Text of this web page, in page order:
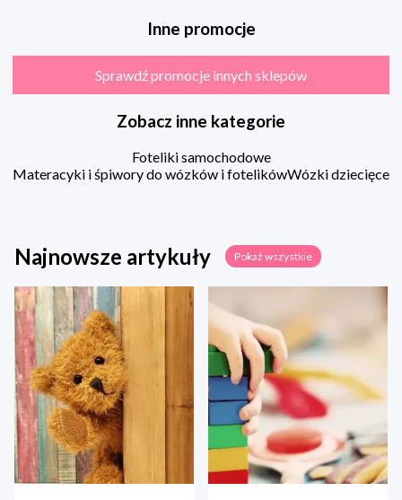
Inne promocje
Sprawdź promocje innych sklepów
Zobacz inne kategorie
Foteliki samochodowe
Materacyki i śpiwory do wózków i fotelikówWózki dziecięce
Najnowsze artykuły Pokaż wszystkie